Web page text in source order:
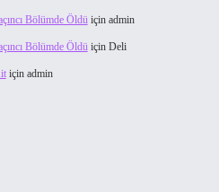
Bölümde Öldüiçin admin
Bölümde Öldüiçin Deli
için admin